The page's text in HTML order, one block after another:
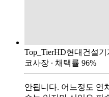
Top_TierHD현대건설기
코사장 ∙ 채택률 96%
안됩니다. 어느정도 연